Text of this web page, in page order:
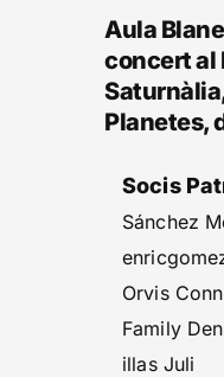
Aula
concert al
Planetes,
Socis
Sánchez
Orvis
Family
illas Juli